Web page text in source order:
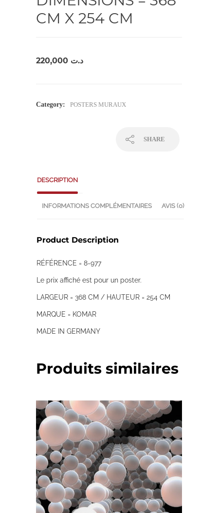
CM X 254 CM
د.ت
Category: POSTERS MURAUX
SHARE
DESCRIPTION
INFORMATIONS COMPLÉMENTAIRES AVIS (0)
Product Description
RÉFÉRENCE = 8-977
Le prix affiché est pour un poster.
LARGEUR = 368 CM / HAUTEUR = 254 CM
MARQUE = KOMAR
MADE IN GERMANY
Produits similaires